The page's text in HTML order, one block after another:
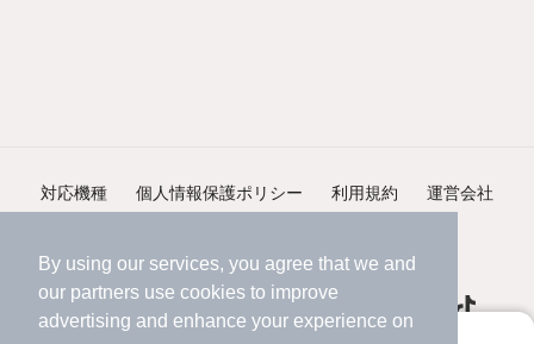
By using our services, you agree that we and
our partners use cookies to improve
advertising and enhance your experience on
対応機種 個人情報保護ポリシー 利用規約 運営会社